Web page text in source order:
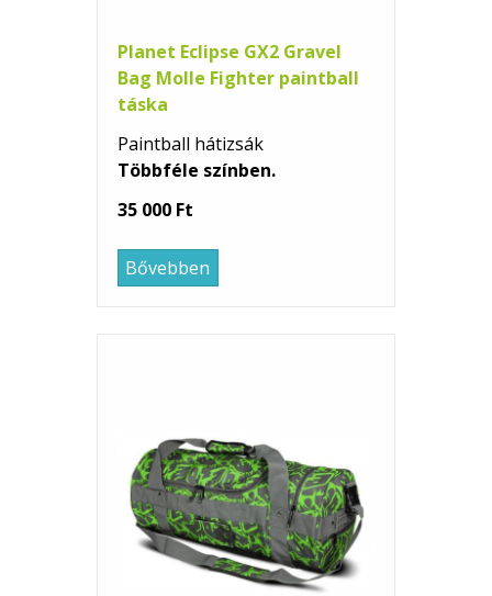
Planet Eclipse GX2 Gravel
Bag Molle Fighter paintball
táska
Paintball hátizsák
Többféle színben.
35 000 Ft
Bővebben